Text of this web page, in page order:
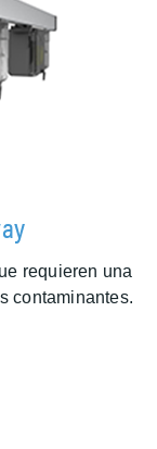
requieren una
contaminantes.